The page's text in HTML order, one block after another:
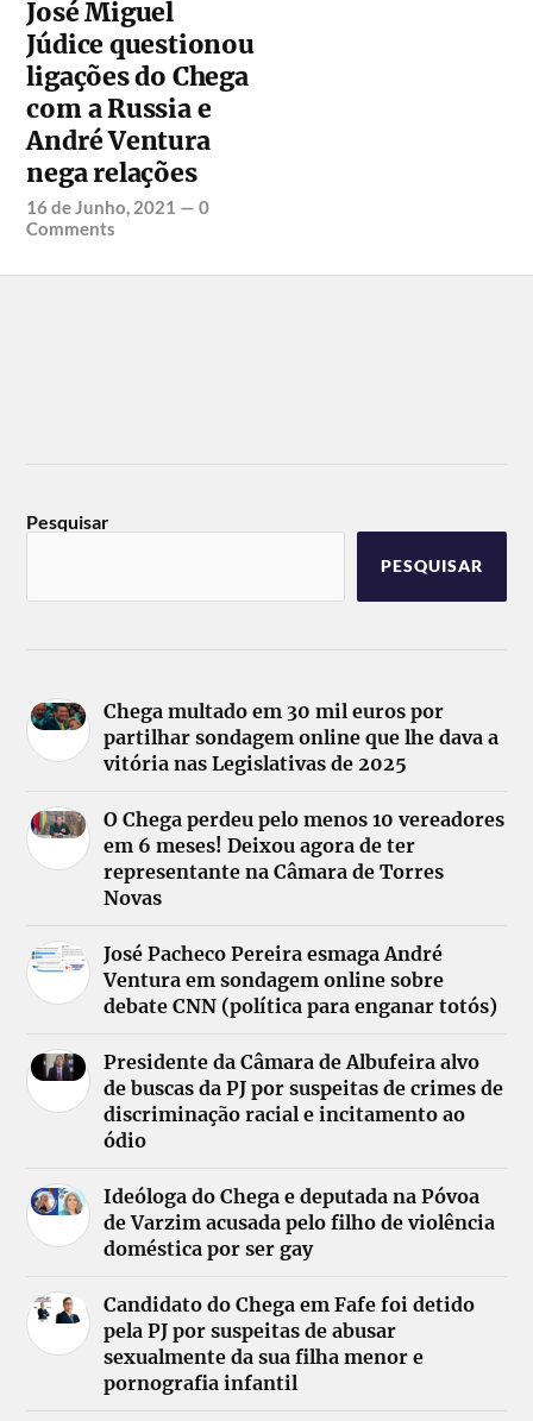
José Miguel
Júdice questionou
ligações do Chega
com a Russia e
André Ventura
nega relações
16 de Junho, 2021 —0
Comments
Pesquisar
PESQUISAR
Chega multado em 30 mil euros por
partilhar sondagem online que lhe dava a
vitória nas Legislativas de 2025
O Chega perdeu pelo menos 10 vereadores
em 6 meses! Deixou agora de ter
representante na Câmara de Torres
Novas
José Pacheco Pereira esmaga André
Ventura em sondagem online sobre
debate CNN (política para enganar totós)
Presidente da Câmara de Albufeira alvo
de buscas da PJ por suspeitas de crimes de
discriminação racial e incitamento ao
ódio
Ideóloga do Chega e deputada na Póvoa
de Varzim acusada pelo filho de violência
doméstica por ser gay
Candidato do Chega em Fafe foi detido
pela PJ por suspeitas de abusar
sexualmente da sua filha menor e
pornografia infantil